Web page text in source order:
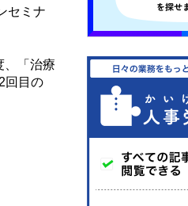
セミナ
、「治療
回目の